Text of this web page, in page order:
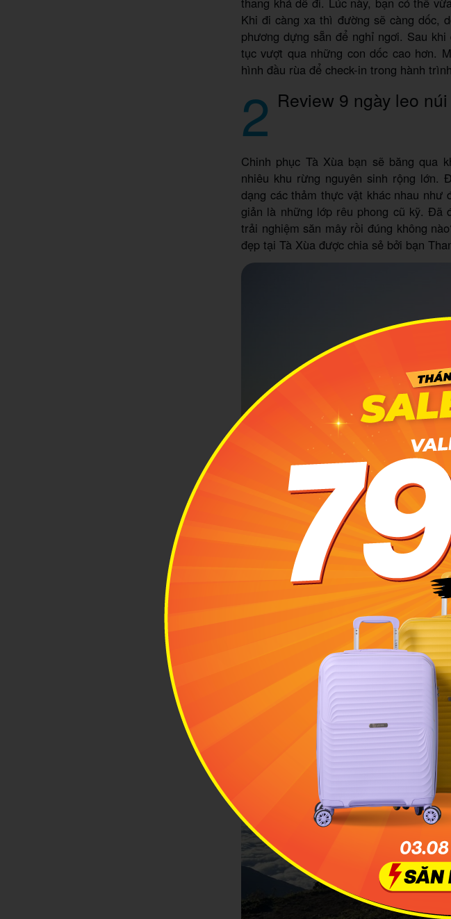
Khi đi càng xa thì đường sẽ càng dốc,
phương dựng sẵn để nghỉ ngơi. Sau
tục vượt qua những con dốc cao hơn.
hình đầu rùa để check-in trong hành
2 Review 9 ngày leo
Chinh phục Tà Xùa bạn sẽ băng qua
nhiêu khu rừng nguyên sinh rộng lớn.
dạng các thảm thực vật khác nhau như
giản là những lớp rêu phong cũ kỹ. Đã
trải nghiệm săn mây rồi đúng không
đẹp tại Tà Xùa được chia sẻ bởi bạn
Khoảnh khắc mặt trời mọc trên đỉnh
làm sao! Nếu muốn có được bức hình
cho mình một